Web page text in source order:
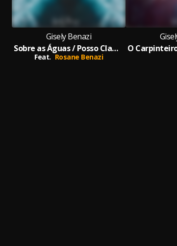
Gisely Benazi
Sobre as Águas / Posso Clamar / Oceanos
Feat. Rosane Benazi